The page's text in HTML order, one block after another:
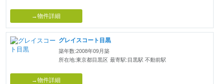
→物件詳細
グレイスコート目黒
築年数:2008年09月築
所在地:東京都目黒区 最寄駅:目黒駅 不動前駅
→物件詳細